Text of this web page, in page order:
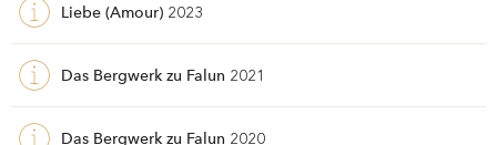
Liebe (Amour) 2023
Das Bergwerk zu Falun 2021
Das Bergwerk zu Falun 2020